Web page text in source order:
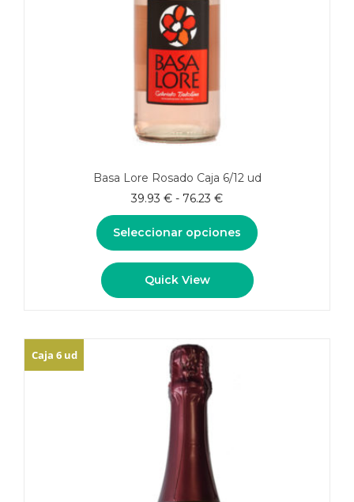
Basa Lore Rosado Caja 6/12 ud
39.93 € - 76.23 €Rango
de
precios:
desde
39.93 €
76.23 €
Seleccionar opciones
producto
tiene
Las
opciones
se
pueden
elegir
página
de
producto
Quick View
Caja 6 ud